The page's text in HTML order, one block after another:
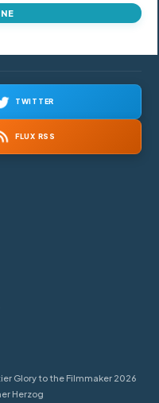
TWITTER
FLUX RSS
Glory to the Filmmaker 2026
Herzog